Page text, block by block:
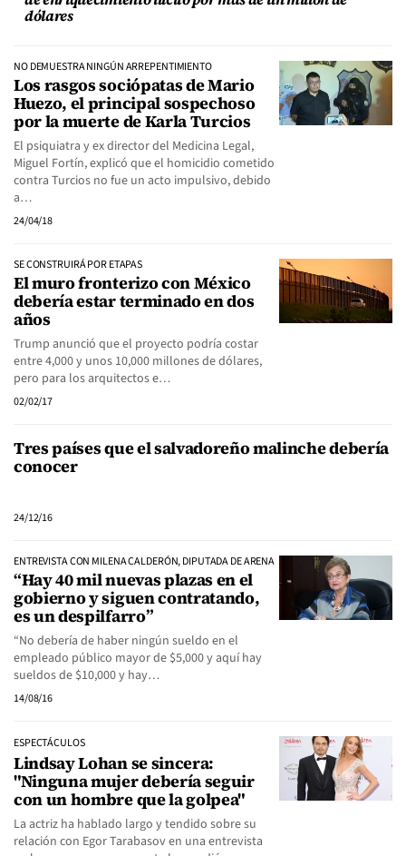
dólares
NO DEMUESTRA NINGÚN ARREPENTIMIENTO
Los rasgos sociópatas de Mario
Huezo, el principal sospechoso
por la muerte de Karla Turcios
El psiquiatra y ex director del Medicina Legal,
Miguel Fortín, explicó que el homicidio cometido
contra Turcios no fue un acto impulsivo, debido
a…
24/04/18
SE CONSTRUIRÁ POR ETAPAS
El muro fronterizo con México
debería estar terminado en dos
años
Trump anunció que el proyecto podría costar
entre 4,000 y unos 10,000 millones de dólares,
pero para los arquitectos e…
02/02/17
Tres países que el salvadoreño malinche debería
conocer
24/12/16
ENTREVISTA CON MILENA CALDERÓN, DIPUTADA DE ARENA
“Hay 40 mil nuevas plazas en el
gobierno y siguen contratando,
es un despilfarro”
“No debería de haber ningún sueldo en el
empleado público mayor de $5,000 y aquí hay
sueldos de $10,000 y hay…
14/08/16
ESPECTÁCULOS
Lindsay Lohan se sincera:
"Ninguna mujer debería seguir
con un hombre que la golpea"
La actriz ha hablado largo y tendido sobre su
relación con Egor Tarabasov en una entrevista